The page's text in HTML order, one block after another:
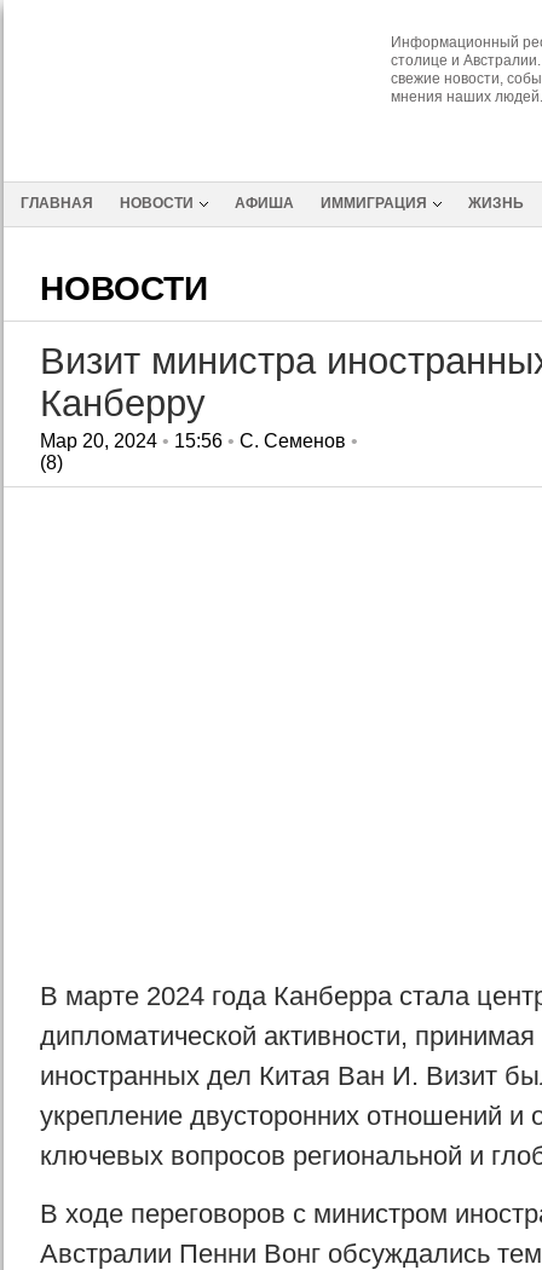
Информационный
столице и
свежие новости,
мнения наших людей.
ГЛАВНАЯ НОВОСТИ АФИША ИММИГРАЦИЯ ЖИЗНЬ
НОВОСТИ
Визит министра
Канберру
Мар 20, 2024• 15:56• С. Семенов •
(8)
В марте 2024 года Канберра стала
дипломатической активности,
иностранных дел Китая Ван И. Визит
укрепление двусторонних отношений и
ключевых вопросов региональной и
В ходе переговоров с министром
Австралии Пенни Вонг обсуждались